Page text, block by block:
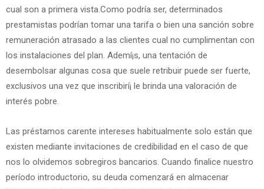
cual son a primera vista.Como podrí­a ser, determinados
prestamistas podrían tomar una tarifa o bien una sanción sobre
remuneración atrasado a las clientes cual no cumplimentan con
los instalaciones del plan. Ademí¡s, una tentación de
desembolsar algunas cosa que suele retribuir puede ser fuerte,
exclusivos una vez que inscribirí¡ le brinda una valoración de
interés pobre.
Las préstamos carente intereses habitualmente solo están que
existen mediante invitaciones de credibilidad en el caso de que
nos lo olvidemos sobregiros bancarios. Cuando finalice nuestro
período introductorio, su deuda comenzará en almacenar